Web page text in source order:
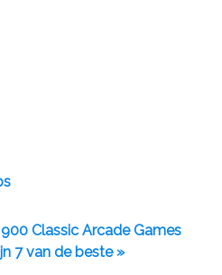
Classic Arcade Games
7 van de beste »